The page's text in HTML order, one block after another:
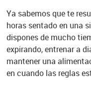
Ya sabemos que te
horas sentado en una
dispones de mucho
expirando, entrenar a
mantener una
en cuando las reglas